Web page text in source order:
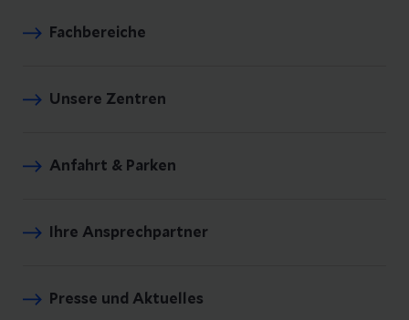
Fachbereiche
Unsere Zentren
Anfahrt & Parken
Ihre Ansprechpartner
Presse und Aktuelles